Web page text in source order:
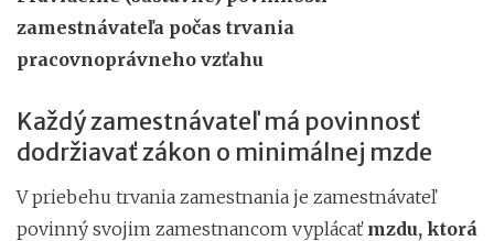
zamestnávateľa počas trvania
pracovnoprávneho vzťahu
Každý zamestnávateľ má povinnosť
dodržiavať zákon o minimálnej mzde
V priebehu trvania zamestnania je zamestnávateľ
povinný svojim zamestnancom vyplácať mzdu, ktorá